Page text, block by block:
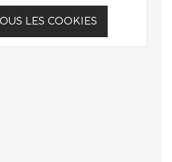
LES COOKIES